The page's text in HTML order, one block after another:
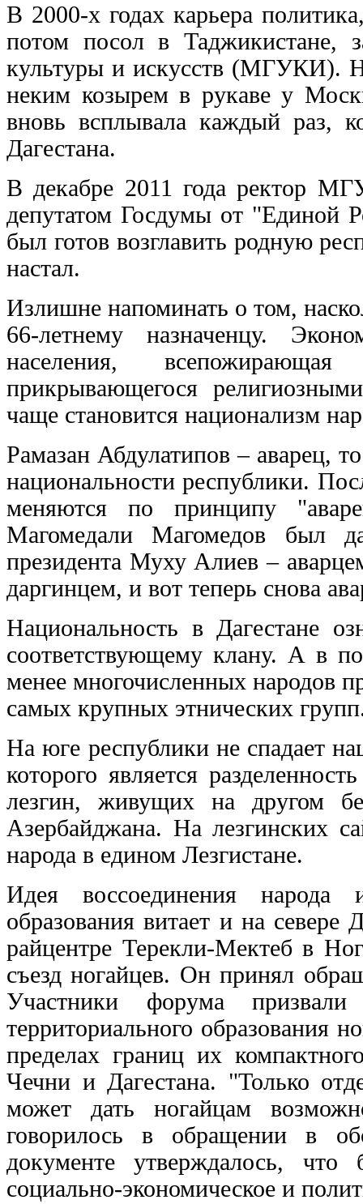
В 2000-х годах карьера
потом посол в Таджикистане,
культуры и искусств (МГУКИ).
неким козырем в рукаве у
вновь всплывала каждый раз,
Дагестана.
В декабре 2011 года ректор
депутатом Госдумы от "Единой
был готов возглавить родную
настал.
Излишне напоминать о том,
66-летнему назначенцу.
населения,
прикрывающегося
чаще становится национализм
Рамазан Абдулатипов – аварец,
национальности республики.
меняются по принципу
Магомедали Магомедов был
президента Муху Алиев –
даргинцем, и вот теперь снова
Национальность в Дагестане
соответствующему клану. А в
менее многочисленных народов
самых крупных этнических
На юге республики не спадает
которого является
лезгин, живущих на другом
Азербайджана. На лезгинских
народа в едином Лезгистане.
Идея воссоединения народа
образования витает и на
райцентре Терекли-Мектеб в
съезд ногайцев. Он принял
Участники форума
территориального образования
пределах границ их
Чечни и Дагестана. "Только
может дать ногайцам
говорилось в обращении в
документе утверждалось, что
социально-экономическое и